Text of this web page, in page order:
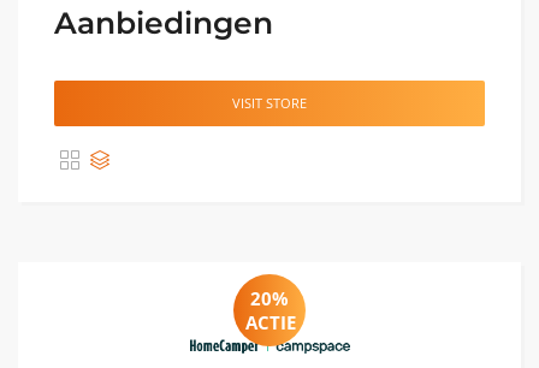
Aanbiedingen
VISIT STORE
20%
ACTIE